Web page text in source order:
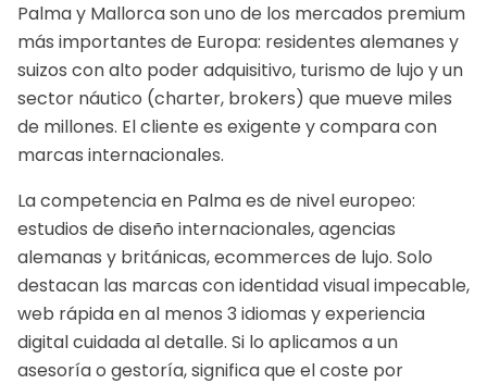
Palma y Mallorca son uno de los mercados premium
más importantes de Europa: residentes alemanes y
suizos con alto poder adquisitivo, turismo de lujo y un
sector náutico (charter, brokers) que mueve miles
de millones. El cliente es exigente y compara con
marcas internacionales.
La competencia en Palma es de nivel europeo:
estudios de diseño internacionales, agencias
alemanas y británicas, ecommerces de lujo. Solo
destacan las marcas con identidad visual impecable,
web rápida en al menos 3 idiomas y experiencia
digital cuidada al detalle. Si lo aplicamos a un
asesoría o gestoría, significa que el coste por